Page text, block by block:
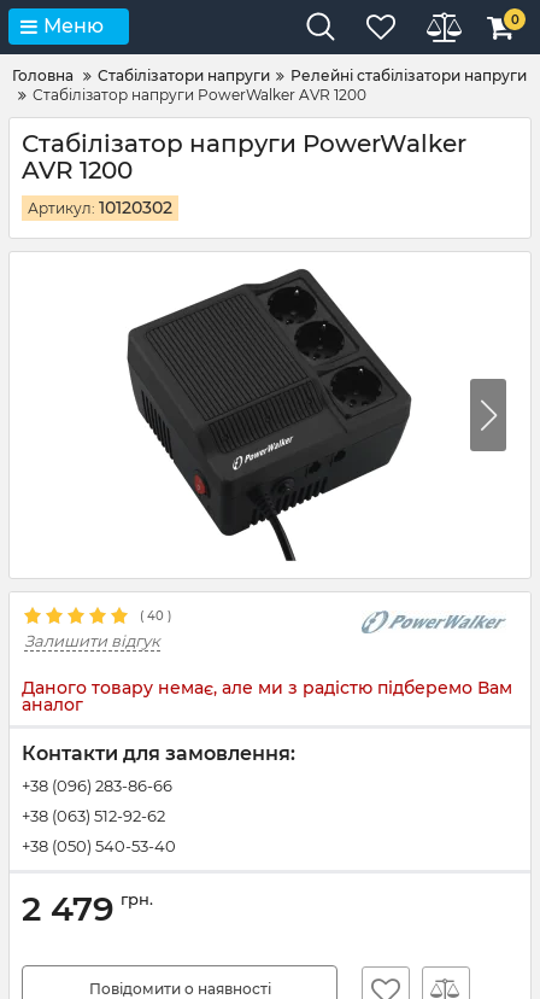
Меню 0
Головна Стабілізатори напруги
Релейні стабілізатори напруги
Стабілізатор напруги PowerWalker AVR 1200
Стабілізатор напруги PowerWalker
AVR 1200
Артикул: 10120302
( 40 )
Залишити відгук
Даного товару немає, але ми з радістю підберемо Вам
аналог
Контакти для замовлення:
+38 (096) 283-86-66
+38 (063) 512-92-62
+38 (050) 540-53-40
2 479 грн.
Повідомити о наявності